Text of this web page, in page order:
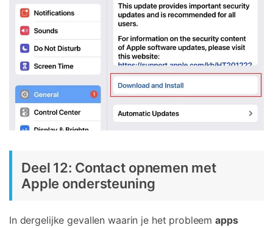
Deel 12: Contact opnemen met
Apple ondersteuning
In dergelijke gevallen waarin je het probleem apps